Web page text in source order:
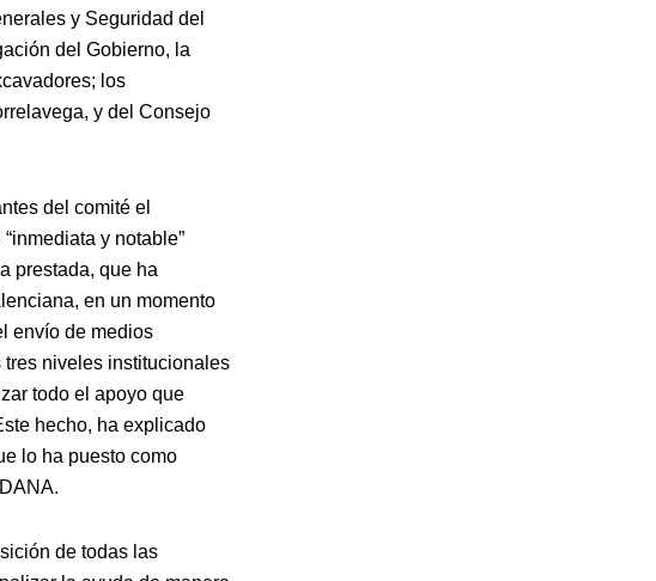
y Seguridad del
del Gobierno, la
los
y del Consejo
del comité el
y notable”
prestada, que ha
en un momento
envío de medios
tres niveles institucionales
todo el apoyo que
hecho, ha explicado
lo ha puesto como
de todas las